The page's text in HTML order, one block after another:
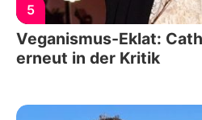
5
Veganismus-Eklat:
erneut in der Kritik